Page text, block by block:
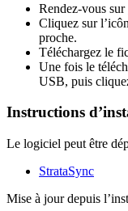
Rendez-vous sur
Cliquez sur
proche.
Téléchargez le
Une fois le
USB, puis
Instructions
Le logiciel peut être
StrataSync
Mise à jour depuis